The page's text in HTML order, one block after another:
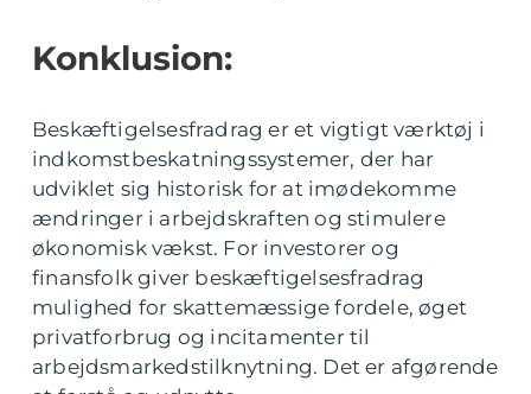
Konklusion:
Beskæftigelsesfradrag er et vigtigt værktøj i
indkomstbeskatningssystemer, der har
udviklet sig historisk for at imødekomme
ændringer i arbejdskraften og stimulere
økonomisk vækst. For investorer og
finansfolk giver beskæftigelsesfradrag
mulighed for skattemæssige fordele, øget
privatforbrug og incitamenter til
arbejdsmarkedstilknytning. Det er afgørende